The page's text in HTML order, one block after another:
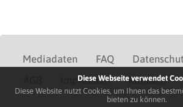
Mediadaten FAQ
Impressum Kontakt
Diese Webseite verwendet
Diese Website nutzt Cookies, um Ihnen das
bieten zu können.